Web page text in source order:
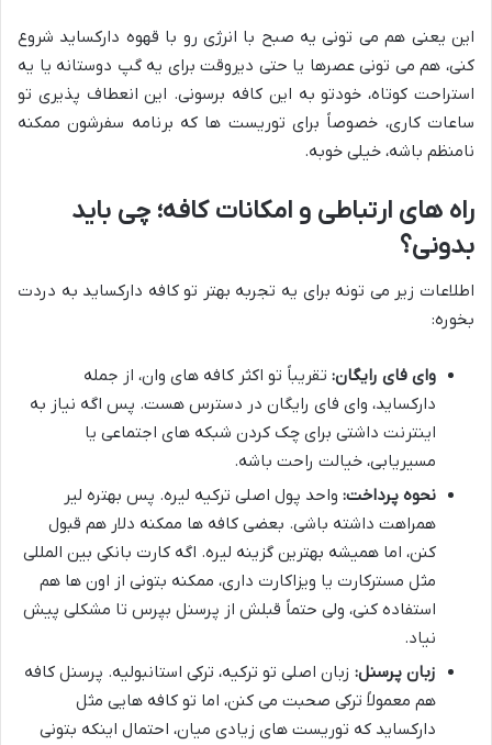
این یعنی هم می تونی یه صبح با انرژی رو با قهوه دارکساید شروع
کنی، هم می تونی عصرها یا حتی دیروقت برای یه گپ دوستانه یا یه
استراحت کوتاه، خودتو به این کافه برسونی. این انعطاف پذیری تو
ساعات کاری، خصوصاً برای توریست ها که برنامه سفرشون ممکنه
نامنظم باشه، خیلی خوبه.
راه های ارتباطی و امکانات کافه؛ چی باید
بدونی؟
اطلاعات زیر می تونه برای یه تجربه بهتر تو کافه دارکساید به دردت
بخوره:
وای فای رایگان: تقریباً تو اکثر کافه های وان، از جمله
دارکساید، وای فای رایگان در دسترس هست. پس اگه نیاز به
اینترنت داشتی برای چک کردن شبکه های اجتماعی یا
مسیریابی، خیالت راحت باشه.
نحوه پرداخت: واحد پول اصلی ترکیه لیره. پس بهتره لیر
همراهت داشته باشی. بعضی کافه ها ممکنه دلار هم قبول
کنن، اما همیشه بهترین گزینه لیره. اگه کارت بانکی بین المللی
مثل مسترکارت یا ویزاکارت داری، ممکنه بتونی از اون ها هم
استفاده کنی، ولی حتماً قبلش از پرسنل بپرس تا مشکلی پیش
نیاد.
زبان پرسنل: زبان اصلی تو ترکیه، ترکی استانبولیه. پرسنل کافه
هم معمولاً ترکی صحبت می کنن، اما تو کافه هایی مثل
دارکساید که توریست های زیادی میان، احتمال اینکه بتونی